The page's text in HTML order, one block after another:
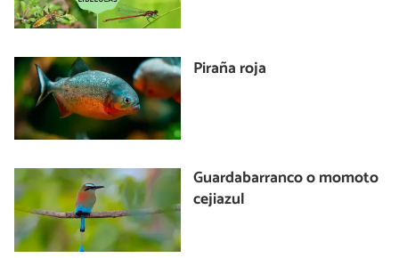
Piraña roja
Guardabarranco o momoto
cejiazul